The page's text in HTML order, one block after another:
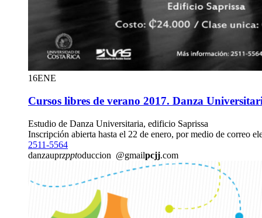
16ENE
Cursos libres de verano 2017. Danza
Estudio de Danza Universitaria, edificio Saprissa
Inscripción abierta hasta el 22 de enero, por medio de correo
2511-5564
danzauprzpptoduccion @gmailpcjj.com